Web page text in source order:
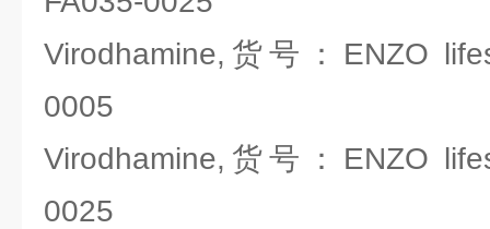
Virodhamine,货号：ENZO
0005
Virodhamine,货号：ENZO
0025